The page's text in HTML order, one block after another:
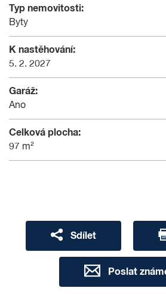
Typ nemovitosti:
Byty
K nastěhování:
5. 2. 2027
Garáž:
Ano
Celková plocha:
97 m²
Sdílet
Poslat